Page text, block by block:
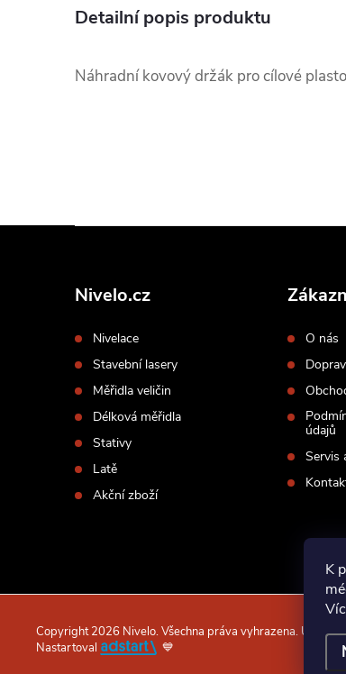
K
Detailní popis produktu
Náhradní kovový držák pro cílové
Nivelo.cz
Nivelace
Stavební lasery
Měřidla veličin
Délková měřidla
Stativy
Latě
Akční zboží
O nás
údajů
Servis
Copyright 2026 Nivelo. Všechna práva vyhrazena. Upravit
Nastartoval
💙